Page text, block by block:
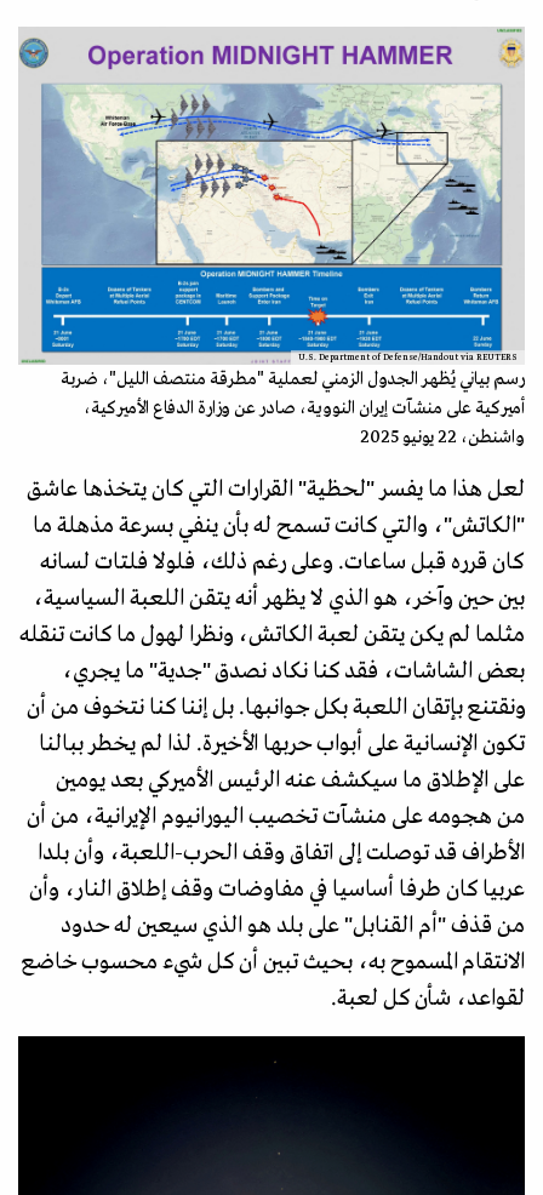
U.S. Department of Defense/Handout via REUTERS
رسم بياني يُظهر الجدول الزمني لعملية "مطرقة منتصف الليل"، ضربة
أميركية على منشآت إيران النووية، صادر عن وزارة الدفاع الأميركية،
واشنطن، 22 يونيو 2025
لعل هذا ما يفسر "لحظية" القرارات التي كان يتخذها عاشق
"الكاتش"، والتي كانت تسمح له بأن ينفي بسرعة مذهلة ما
كان قرره قبل ساعات. وعلى رغم ذلك، فلولا فلتات لسانه
بين حين وآخر، هو الذي لا يظهر أنه يتقن اللعبة السياسية،
مثلما لم يكن يتقن لعبة الكاتش، ونظرا لهول ما كانت تنقله
بعض الشاشات، فقد كنا نكاد نصدق "جدية" ما يجري،
ونقتنع بإتقان اللعبة بكل جوانبها. بل إننا كنا نتخوف من أن
تكون الإنسانية على أبواب حربها الأخيرة. لذا لم يخطر ببالنا
على الإطلاق ما سيكشف عنه الرئيس الأميركي بعد يومين
من هجومه على منشآت تخصيب اليورانيوم الإيرانية، من أن
الأطراف قد توصلت إلى اتفاق وقف الحرب-اللعبة، وأن بلدا
عربيا كان طرفا أساسيا في مفاوضات وقف إطلاق النار، وأن
من قذف "أم القنابل" على بلد هو الذي سيعين له حدود
الانتقام المسموح به، بحيث تبين أن كل شيء محسوب خاضع
لقواعد، شأن كل لعبة.